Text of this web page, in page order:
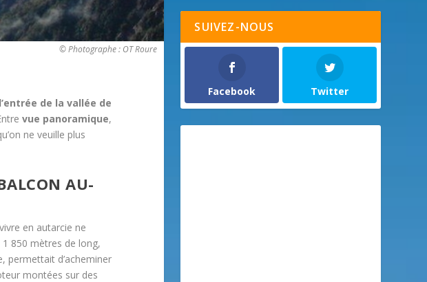
© Photographe : OT Roure
de la vallée de
vue panoramique,
ne veuille plus
AU-
en autarcie ne
1 850 mètres de long,
permettait d’acheminer
montées sur des
SUIVEZ-NOUS
Facebook Twitter